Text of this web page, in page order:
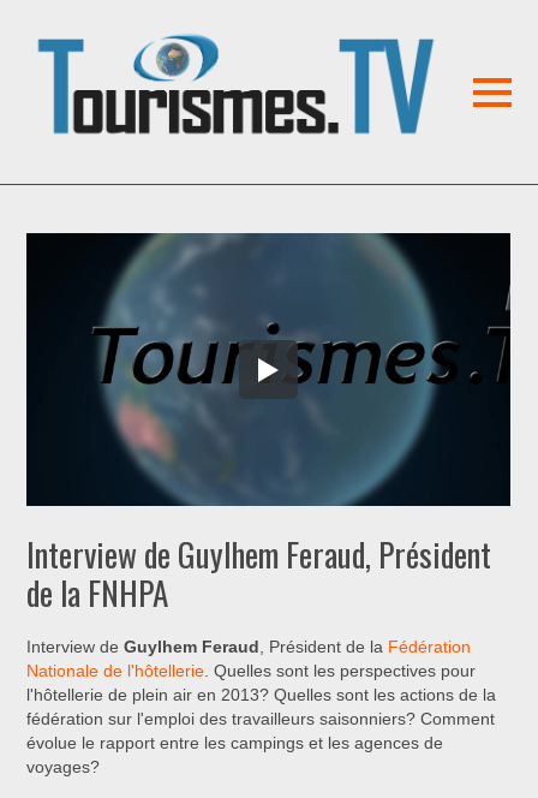
Interview de Guylhem Feraud, Président
de la FNHPA
Interview deGuylhem Feraud , Président de la Fédération
Nationale de l'hôtellerie . Quelles sont les perspectives pour
l'hôtellerie de plein air en 2013? Quelles sont les actions de la
fédération sur l'emploi des travailleurs saisonniers? Comment
évolue le rapport entre les campings et les agences de
voyages?